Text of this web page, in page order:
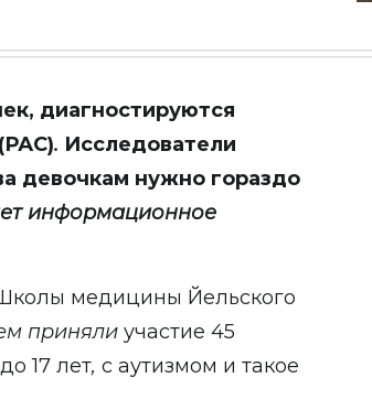
диагностируются
. Исследователи
девочкам нужно гораздо
информационное
медицины Йельского
приняли участие 45
17 лет, с аутизмом и такое